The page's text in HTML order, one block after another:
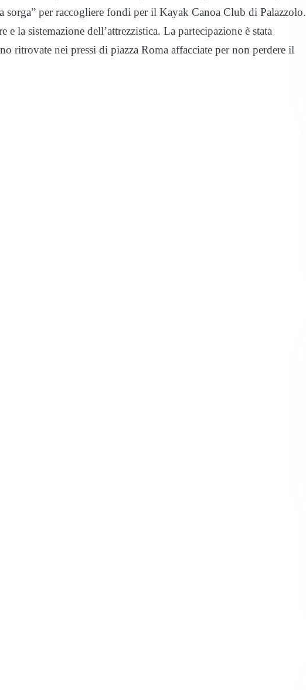
sorga” per raccogliere fondi per il Kayak Canoa Club di Palazzolo.
la sistemazione dell’attrezzistica. La partecipazione è stata
ritrovate nei pressi di piazza Roma affacciate per non perdere il